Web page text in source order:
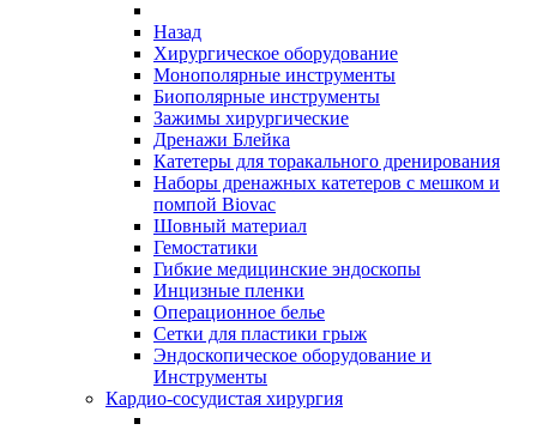
Назад
Хирургическое оборудование
Монополярные инструменты
Биополярные инструменты
Зажимы хирургические
Дренажи Блейка
Катетеры для торакального дренирования
Наборы дренажных катетеров с мешком и
помпой Biovac
Шовный материал
Гемостатики
Гибкие медицинские эндоскопы
Инцизные пленки
Операционное белье
Сетки для пластики грыж
Эндоскопическое оборудование и
Инструменты
Кардио-сосудистая хирургия